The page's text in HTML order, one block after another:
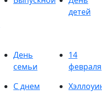
детей
День
семьи
14
февраля
С днем